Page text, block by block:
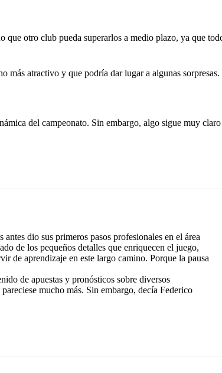
otro club pueda superarlos a medio plazo, ya que
más atractivo y que podría dar lugar a algunas sorpresas.
del campeonato. Sin embargo, algo sigue muy claro
dio sus primeros pasos profesionales en el área
de los pequeños detalles que enriquecen el juego,
de aprendizaje en este largo camino. Porque la pausa
de apuestas y pronósticos sobre diversos
mucho más. Sin embargo, decía Federico